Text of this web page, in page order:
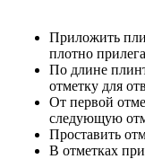
Приложить
плотно
По длине
отметку для
От первой
следующую
Проставить
В отметках